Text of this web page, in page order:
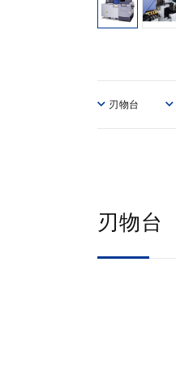
刃物台
刃物台